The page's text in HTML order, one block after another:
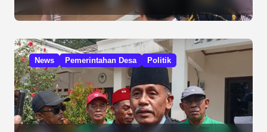
HUT RI dari Presiden
Prabowo
News Pemerintahan Desa Politik